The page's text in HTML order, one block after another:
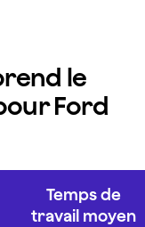
le
Ford
Temps de
travail moyen